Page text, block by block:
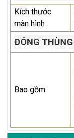
Kích thước
màn hình
ĐÓNG THÙNG
Bao gồm